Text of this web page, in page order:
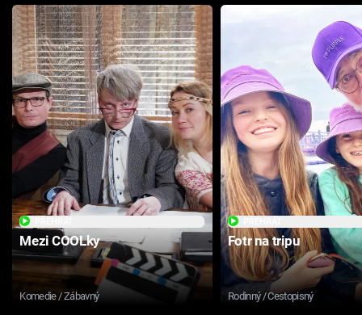
Mezi COOLky
Komedie / Zábavný
Fotr na tripu
Rodinný / Cestopisný